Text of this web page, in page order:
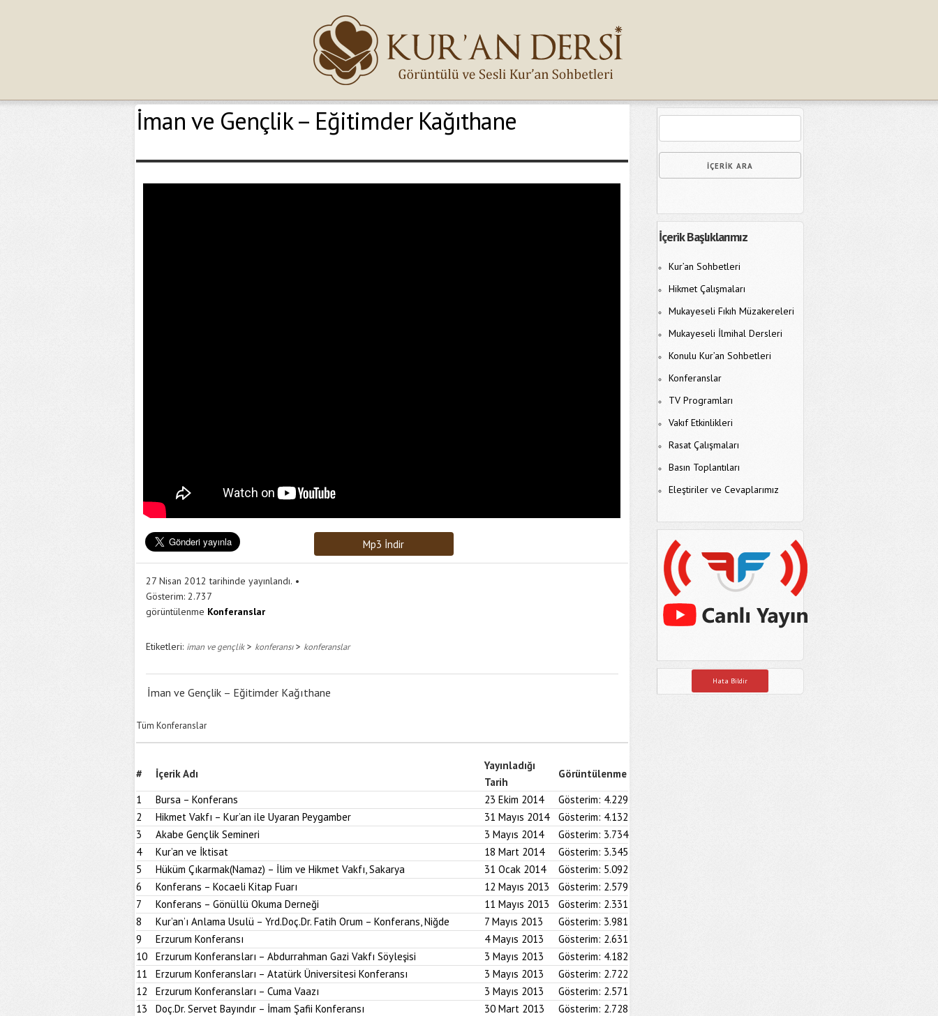
İman ve Gençlik – Eğitimder Kağıthane
Mp3 İndir
27 Nisan 2012 tarihinde yayınlandı.
Gösterim: 2.737
görüntülenme Konferanslar
Etiketleri: iman ve gençlik> konferansı> konferanslar
İman ve Gençlik – Eğitimder Kağıthane
Tüm Konferanslar
# İçerik Adı
Yayınladığı
Tarih
Görüntülenme
1
Bursa – Konferans 23 Ekim 2014 Gösterim: 4.229
2
Hikmet Vakfı – Kur’an ile Uyaran Peygamber 31 Mayıs 2014 Gösterim: 4.132
3
Akabe Gençlik Semineri 3 Mayıs 2014 Gösterim: 3.734
4
Kur’an ve İktisat 18 Mart 2014 Gösterim: 3.345
5
Hüküm Çıkarmak(Namaz) – İlim ve Hikmet Vakfı, Sakarya 31 Ocak 2014 Gösterim: 5.092
6
Konferans – Kocaeli Kitap Fuarı 12 Mayıs 2013 Gösterim: 2.579
7
Konferans – Gönüllü Okuma Derneği 11 Mayıs 2013 Gösterim: 2.331
8
Kur’an’ı Anlama Usulü – Yrd.Doç.Dr. Fatih Orum – Konferans, Niğde 7 Mayıs 2013 Gösterim: 3.981
9
Erzurum Konferansı 4 Mayıs 2013 Gösterim: 2.631
10
Erzurum Konferansları – Abdurrahman Gazi Vakfı Söyleşisi 3 Mayıs 2013 Gösterim: 4.182
11
Erzurum Konferansları – Atatürk Üniversitesi Konferansı 3 Mayıs 2013 Gösterim: 2.722
12
Erzurum Konferansları – Cuma Vaazı 3 Mayıs 2013 Gösterim: 2.571
13
Doç.Dr. Servet Bayındır – İmam Şafii Konferansı 30 Mart 2013 Gösterim: 2.728
İçerik Başlıklarımız
Kur’an Sohbetleri
Hikmet Çalışmaları
Mukayeseli Fıkıh Müzakereleri
Mukayeseli İlmihal Dersleri
Konulu Kur’an Sohbetleri
Konferanslar
TV Programları
Vakıf Etkinlikleri
Rasat Çalışmaları
Basın Toplantıları
Eleştiriler ve Cevaplarımız
Hata Bildir
İsminiz (*)